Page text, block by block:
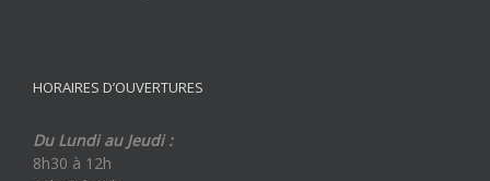
HORAIRES D’OUVERTURES
Du Lundi au Jeudi :
8h30 à 12h